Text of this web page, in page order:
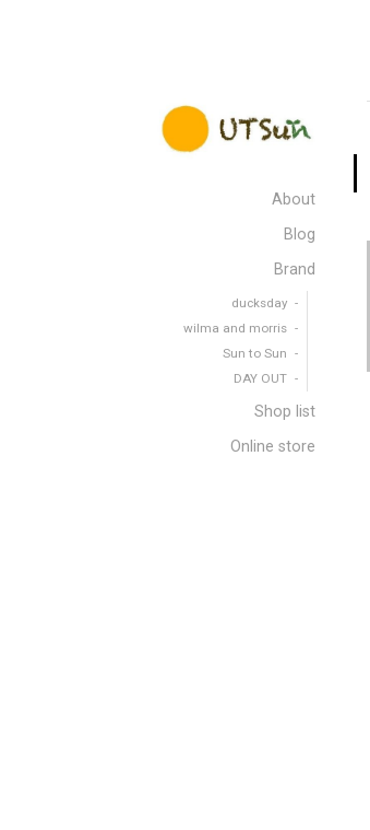
About
Blog
Brand
ducksday
wilma and morris
Sun to Sun
DAY OUT
Shop list
Online store